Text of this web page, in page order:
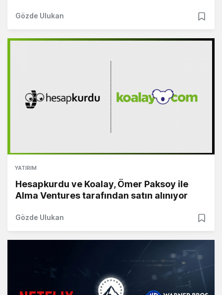
Gözde Ulukan
YATIRIM
Hesapkurdu ve Koalay, Ömer Paksoy ile
Alma Ventures tarafından satın alınıyor
Gözde Ulukan